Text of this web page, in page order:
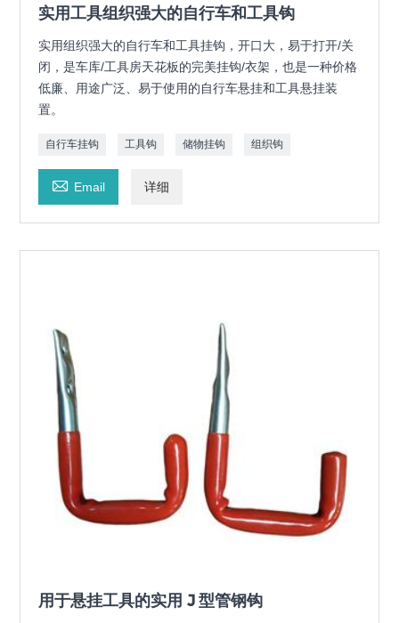
实用工具组织强大的自行车和工具钩
实用组织强大的自行车和工具挂钩，开口大，易于打开/关
闭，是车库/工具房天花板的完美挂钩/衣架，也是一种价格
低廉、用途广泛、易于使用的自行车悬挂和工具悬挂装
置。
自行车挂钩 工具钩 储物挂钩 组织钩
 Email 详细
用于悬挂工具的实用 J 型管钢钩